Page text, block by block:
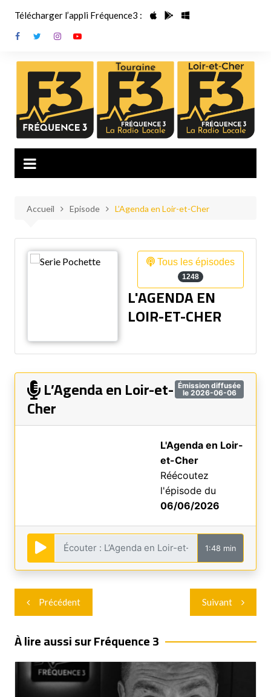
contenu
Télécharger l’appli Fréquence3 :
Accueil Episode L’Agenda en Loir-et-Cher
Tous les épisodes
1248
L'AGENDA EN
LOIR-ET-CHER
Émission diffusée
le 2026-06-06
L’Agenda en Loir-et-
Cher
L'Agenda en Loir-
et-Cher
Réécoutez
l'épisode du
06/06/2026
1:48 min
Navigation
de
l’article
Précédent Suivant
À lire aussi sur Fréquence 3